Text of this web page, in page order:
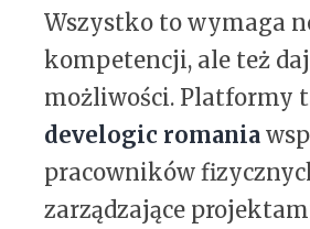
Wszystko to wymaga
kompetencji, ale też
możliwości. Platformy
develogic romania
pracowników
zarządzające